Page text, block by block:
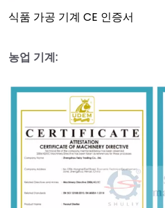
식품 가공 기계 CE 인증서
농업 기계: